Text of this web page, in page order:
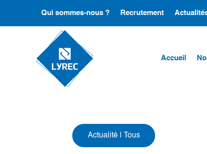
Qui sommes-nous ? Recrutement
Accueil
Actualité| Tous